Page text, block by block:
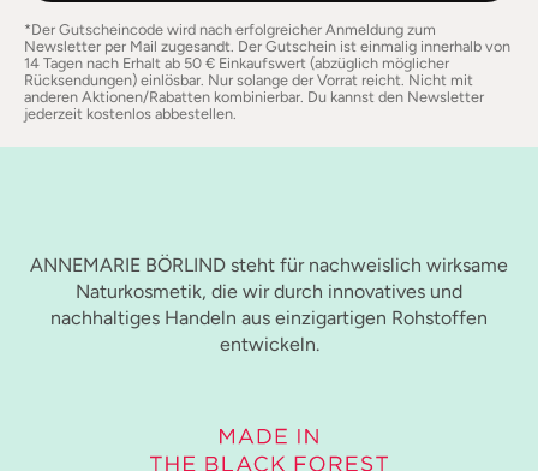
*Der Gutscheincode wird nach erfolgreicher Anmeldung zum
Newsletter per Mail zugesandt. Der Gutschein ist einmalig innerhalb von
14 Tagen nach Erhalt ab 50 € Einkaufswert (abzüglich möglicher
Rücksendungen) einlösbar. Nur solange der Vorrat reicht. Nicht mit
anderen Aktionen/Rabatten kombinierbar. Du kannst den Newsletter
jederzeit kostenlos abbestellen.
ANNEMARIE BÖRLIND steht für nachweislich wirksame
Naturkosmetik, die wir durch innovatives und
nachhaltiges Handeln aus einzigartigen Rohstoffen
entwickeln.